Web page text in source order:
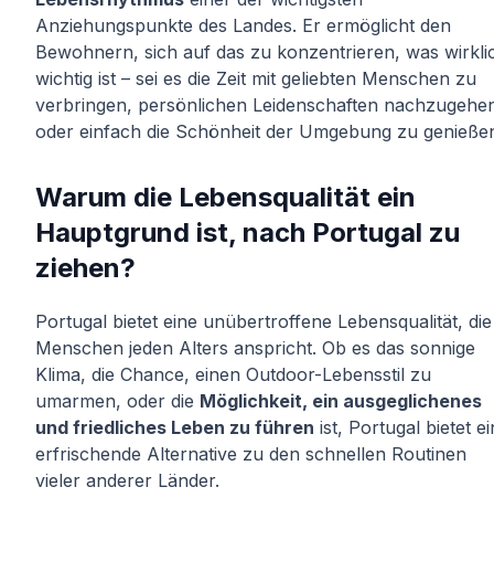
Anziehungspunkte des Landes. Er ermöglicht den
Bewohnern, sich auf das zu konzentrieren, was
wichtig ist – sei es die Zeit mit geliebten Menschen zu
verbringen, persönlichen Leidenschaften
oder einfach die Schönheit der Umgebung zu
Warum die Lebensqualität ein
Hauptgrund ist, nach Portugal zu
ziehen?
Portugal bietet eine unübertroffene Lebensqualität, die
Menschen jeden Alters anspricht. Ob es das sonnige
Klima, die Chance, einen Outdoor-Lebensstil zu
umarmen, oder die Möglichkeit, ein ausgeglichenes
und friedliches Leben zu führen ist, Portugal bietet
erfrischende Alternative zu den schnellen Routinen
vieler anderer Länder.